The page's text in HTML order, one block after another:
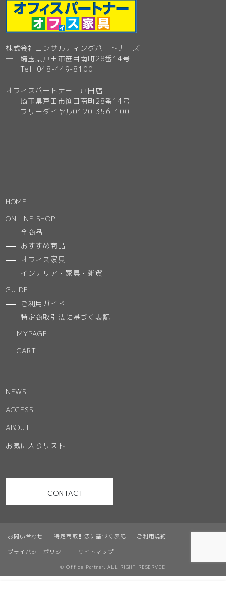
お問い合わせ 特定商取引法に基づく表記 ご利用規約
プライバシーポリシー サイトマップ
株式会社コンサルティングパートナーズ
─ 埼玉県戸田市笹目南町28番14号
Tel. 048-449-8100
オフィスパートナー 戸田店
─ 埼玉県戸田市笹目南町28番14号
フリーダイヤル0120-356-100
HOME
ONLINE SHOP
全商品
おすすめ商品
オフィス家具
インテリア・家具・雑貨
GUIDE
ご利用ガイド
特定商取引法に基づく表記
MYPAGE
CART
NEWS
ACCESS
ABOUT
お気に入りリスト
CONTACT
© Office Partner. ALL RIGHT RESERVED